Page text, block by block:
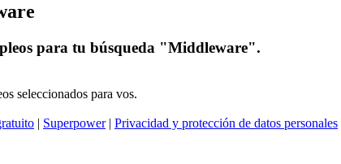
para tu búsqueda "Middleware".
seleccionados para vos.
| Superpower| Privacidad y protección de datos personales